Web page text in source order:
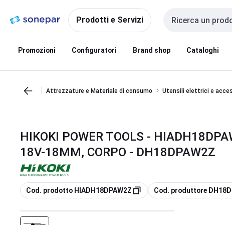
navigazionealla
Prodotti e Servizi
Cerca input
Promozioni Configuratori Brand shop Cataloghi
Attrezzature e Materiale di consumo Utensili elettrici e
HIKOKI POWER TOOLS -
18V-18MM, CORPO - DH18DPAW2Z
copia
Cod. prodotto HIADH18DPAW2Z copia
Cod. produttore